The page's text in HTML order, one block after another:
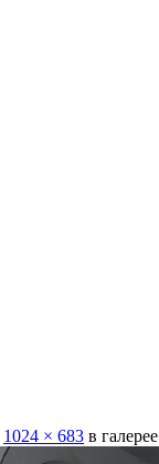
1024 × 683 в галерее